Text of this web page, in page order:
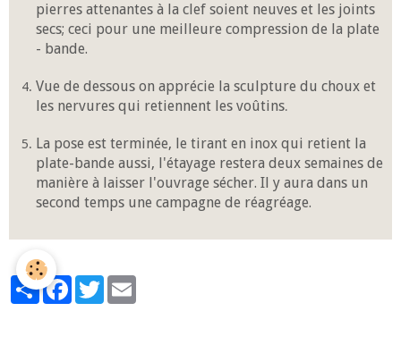
pierres attenantes à la clef soient neuves et les joints
secs; ceci pour une meilleure compression de la plate
- bande.
Vue de dessous on apprécie la sculpture du choux et
les nervures qui retiennent les voûtins.
La pose est terminée, le tirant en inox qui retient la
plate-bande aussi, l'étayage restera deux semaines de
manière à laisser l'ouvrage sécher. Il y aura dans un
second temps une campagne de réagréage.
PartagerFacebookTwitter